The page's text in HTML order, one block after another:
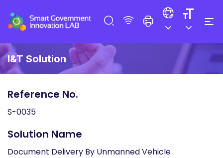
I&T Solution
Reference No.
S-0035
Solution Name
Document Delivery By Unmanned Vehicle